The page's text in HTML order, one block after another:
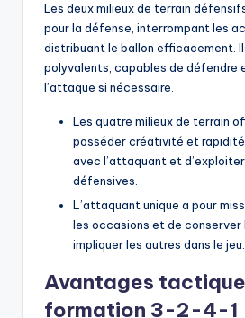
Les deux milieux de terrain
pour la défense, interrompant les
distribuant le ballon efficacement.
polyvalents, capables de défendre
l’attaque si nécessaire.
Les quatre milieux de terrain
posséder créativité et
avec l’attaquant et
défensives.
L’attaquant unique a pour
les occasions et de conserver
impliquer les autres dans le jeu.
Avantages
formation 3-2-4-1